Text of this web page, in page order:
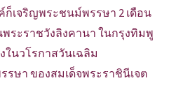
เจริญพระชนม์พรรษา 2 เดือน
ระราชวังลิงคานา ในกรุงทิมพู
ในวโรกาสวันเฉลิม
ษา ของสมเด็จพระราชินีเจต